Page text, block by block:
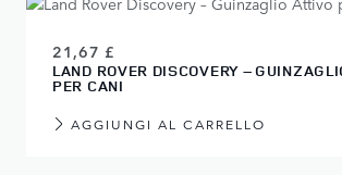
21,67 £
LAND ROVER DISCOVERY –
PER CANI
AGGIUNGI AL CARRELLO